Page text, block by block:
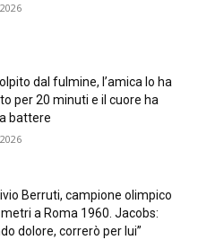
dal fulmine, l’amica lo ha
per 20 minuti e il cuore ha
battere
Berruti, campione olimpico
a Roma 1960. Jacobs:
dolore, correrò per lui”